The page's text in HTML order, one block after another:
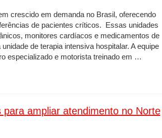
crescido em demanda no Brasil, oferecendo
de pacientes críticos. Essas unidades
monitores cardíacos e medicamentos de
de terapia intensiva hospitalar. A equipe
especializado e motorista treinado em …
ampliar atendimento no Norte